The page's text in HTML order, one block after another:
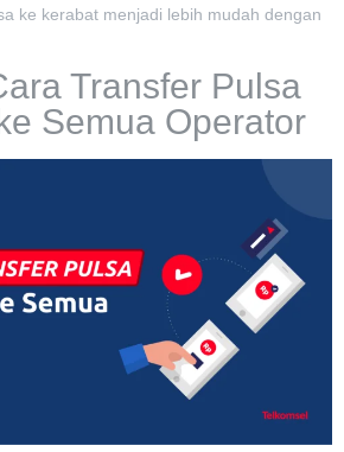
ke kerabat menjadi lebih mudah dengan
Transfer Pulsa
Semua Operator